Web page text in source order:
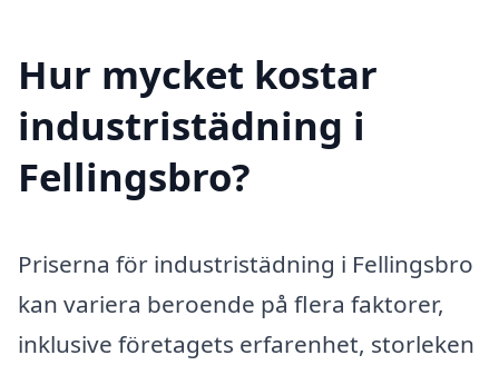
Hur mycket kostar
industristädning i
Fellingsbro?
Priserna för industristädning i Fellingsbro
kan variera beroende på flera faktorer,
inklusive företagets erfarenhet, storleken